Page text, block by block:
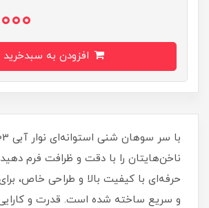
ناخن‌هایتان را با دقت و ظرافت فرم دهید.
حرفه‌ای با کیفیت بالا و طراحی خاص،
و سریع ساخته شده است. قدرت و